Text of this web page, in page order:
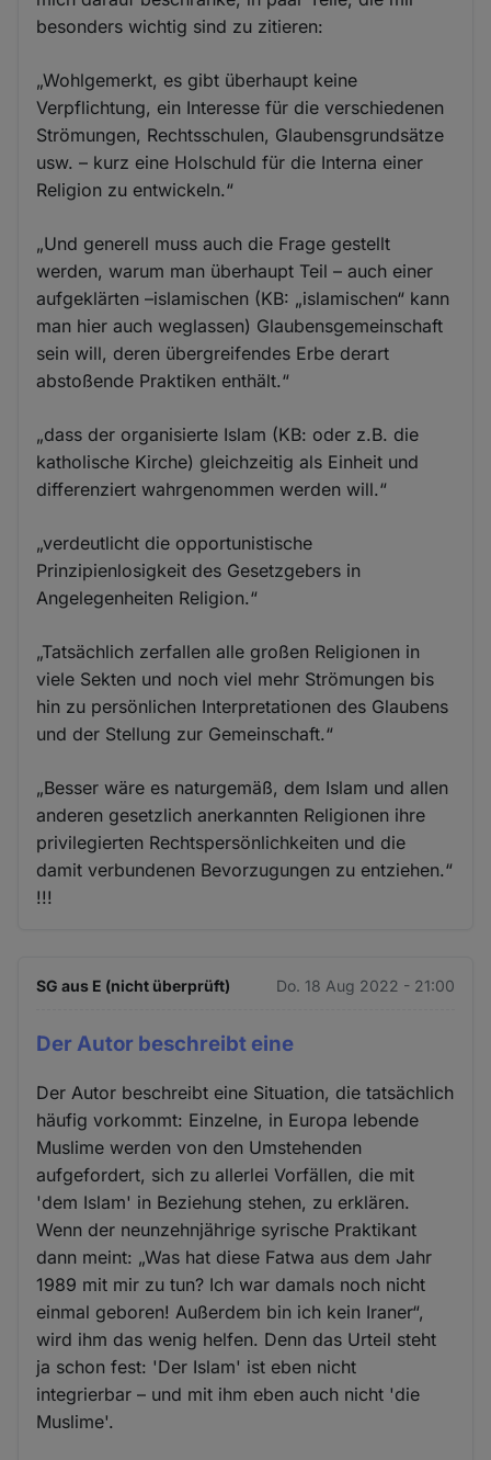
besonders wichtig sind zu zitieren:
„Wohlgemerkt, es gibt überhaupt keine
Verpflichtung, ein Interesse für die verschiedenen
Strömungen, Rechtsschulen, Glaubensgrundsätze
usw. – kurz eine Holschuld für die Interna einer
Religion zu entwickeln.“
„Und generell muss auch die Frage gestellt
werden, warum man überhaupt Teil – auch einer
aufgeklärten –islamischen (KB: „islamischen“ kann
man hier auch weglassen) Glaubensgemeinschaft
sein will, deren übergreifendes Erbe derart
abstoßende Praktiken enthält.“
„dass der organisierte Islam (KB: oder z.B. die
katholische Kirche) gleichzeitig als Einheit und
differenziert wahrgenommen werden will.“
„verdeutlicht die opportunistische
Prinzipienlosigkeit des Gesetzgebers in
Angelegenheiten Religion.“
„Tatsächlich zerfallen alle großen Religionen in
viele Sekten und noch viel mehr Strömungen bis
hin zu persönlichen Interpretationen des Glaubens
und der Stellung zur Gemeinschaft.“
„Besser wäre es naturgemäß, dem Islam und allen
anderen gesetzlich anerkannten Religionen ihre
privilegierten Rechtspersönlichkeiten und die
damit verbundenen Bevorzugungen zu entziehen.“
!!!
SG aus E (nicht überprüft) Do. 18 Aug 2022 - 21:00
Der Autor beschreibt eine
Der Autor beschreibt eine Situation, die tatsächlich
häufig vorkommt: Einzelne, in Europa lebende
Muslime werden von den Umstehenden
aufgefordert, sich zu allerlei Vorfällen, die mit
'dem Islam' in Beziehung stehen, zu erklären.
Wenn der neunzehnjährige syrische Praktikant
dann meint: „Was hat diese Fatwa aus dem Jahr
1989 mit mir zu tun? Ich war damals noch nicht
einmal geboren! Außerdem bin ich kein Iraner“,
wird ihm das wenig helfen. Denn das Urteil steht
ja schon fest: 'Der Islam' ist eben nicht
integrierbar – und mit ihm eben auch nicht 'die
Muslime'.